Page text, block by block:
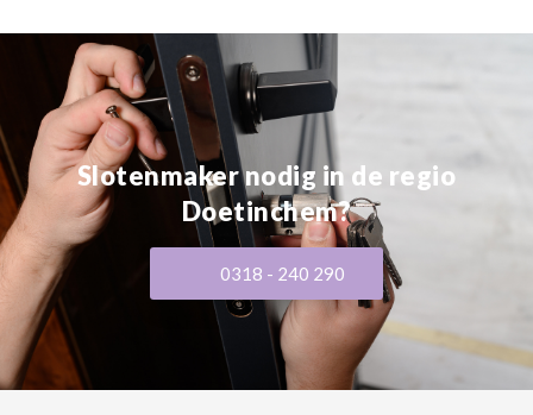
Slotenmaker nodig in de regio
Doetinchem?
0318 - 240 290